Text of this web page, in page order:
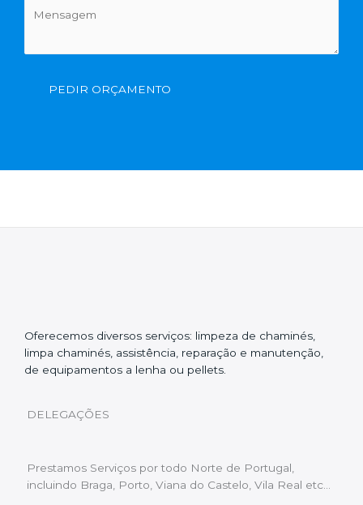
PEDIR ORÇAMENTO
Oferecemos diversos serviços: limpeza de chaminés,
limpa chaminés, assistência, reparação e manutenção,
de equipamentos a lenha ou pellets.
DELEGAÇÕES
Prestamos Serviços por todo Norte de Portugal,
incluindo Braga, Porto, Viana do Castelo, Vila Real etc…